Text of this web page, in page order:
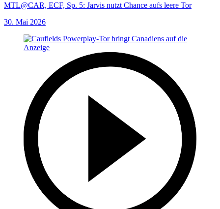
MTL@CAR, ECF, Sp. 5: Jarvis nutzt Chance aufs leere Tor
30. Mai 2026